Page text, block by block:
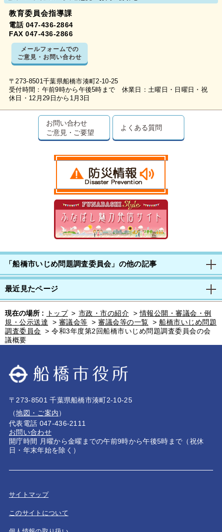
教育委員会指導課
電話 047-436-2864
FAX 047-436-2866
メールフォームでの
ご意見・お問い合わせ
〒273-8501千葉県船橋市湊町2-10-25
受付時間：午前9時から午後5時まで 休業日：土曜日・日曜日・祝
休日・12月29日から1月3日
お問い合わせ
ご意見・ご要望
よくある質問
「船橋市いじめ問題調査委員会」の他の記事
最近見たページ
現在の場所 : トップ > 市政・市の紹介 >情報公開・審議会・例
規・公示送達
> 審議会等 > 審議会等の一覧 > 船橋市いじめ問題
調査委員会 > 令和3年度第2回船橋市いじめ問題調査委員会の会
議概要
〒273-8501 千葉県船橋市湊町2-10-25
（地図・ご案内）
代表電話 047-436-2111
お問い合わせ
開庁時間 月曜から金曜までの午前9時から午後5時まで（祝休
日・年末年始を除く）
サイトマップ
このサイトについて